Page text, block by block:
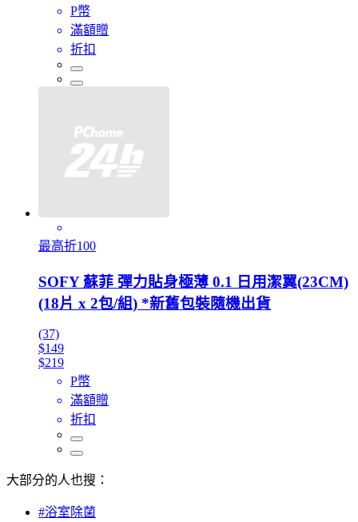
P幣
滿額贈
折扣
最高折100
SOFY 蘇菲 彈力貼身極薄 0.1 日用潔翼(23CM)
(18片 x 2包/組) *新舊包裝隨機出貨
(37)
$149
$219
P幣
滿額贈
折扣
大部分的人也搜：
#浴室除菌